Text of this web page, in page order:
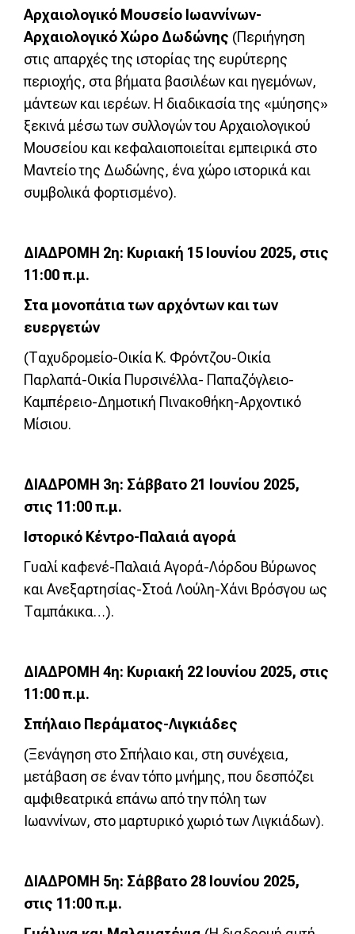
Αρχαιολογικό Μουσείο Ιωαννίνων-
Αρχαιολογικό Χώρο Δωδώνης (Περιήγηση
στις απαρχές της ιστορίας της ευρύτερης
περιοχής, στα βήματα βασιλέων και ηγεμόνων,
μάντεων και ιερέων. Η διαδικασία της «μύησης»
ξεκινά μέσω των συλλογών του Αρχαιολογικού
Μουσείου και κεφαλαιοποιείται εμπειρικά στο
Μαντείο της Δωδώνης, ένα χώρο ιστορικά και
συμβολικά φορτισμένο).
ΔΙΑΔΡΟΜΗ 2η: Κυριακή 15 Ιουνίου 2025, στις
11:00 π.μ.
Στα μονοπάτια των αρχόντων και των
ευεργετών
(Ταχυδρομείο-Οικία Κ. Φρόντζου-Οικία
Παρλαπά-Οικία Πυρσινέλλα- Παπαζόγλειο-
Καμπέρειο-Δημοτική Πινακοθήκη-Αρχοντικό
Μίσιου.
ΔΙΑΔΡΟΜΗ 3η: Σάββατο 21 Ιουνίου 2025,
στις 11:00 π.μ.
Ιστορικό Κέντρο-Παλαιά αγορά
Γυαλί καφενέ-Παλαιά Αγορά-Λόρδου Βύρωνος
και Ανεξαρτησίας-Στοά Λούλη-Χάνι Βρόσγου ως
Ταμπάκικα…).
ΔΙΑΔΡΟΜΗ 4η: Κυριακή 22 Ιουνίου 2025, στις
11:00 π.μ.
Σπήλαιο Περάματος-Λιγκιάδες
(Ξενάγηση στο Σπήλαιο και, στη συνέχεια,
μετάβαση σε έναν τόπο μνήμης, που δεσπόζει
αμφιθεατρικά επάνω από την πόλη των
Ιωαννίνων, στο μαρτυρικό χωριό των Λιγκιάδων).
ΔΙΑΔΡΟΜΗ 5η: Σάββατο 28 Ιουνίου 2025,
στις 11:00 π.μ.